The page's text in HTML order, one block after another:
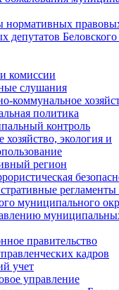
нормативных
депутатов
комиссии
слушания
коммунальное
политика
контроль
хозяйство, экология и
регион
муниципального
правительство
кадров
учет
управление